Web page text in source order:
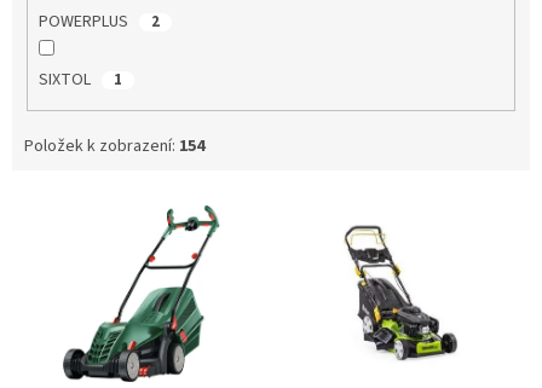
POWERPLUS 2
SIXTOL 1
Položek k zobrazení: 154